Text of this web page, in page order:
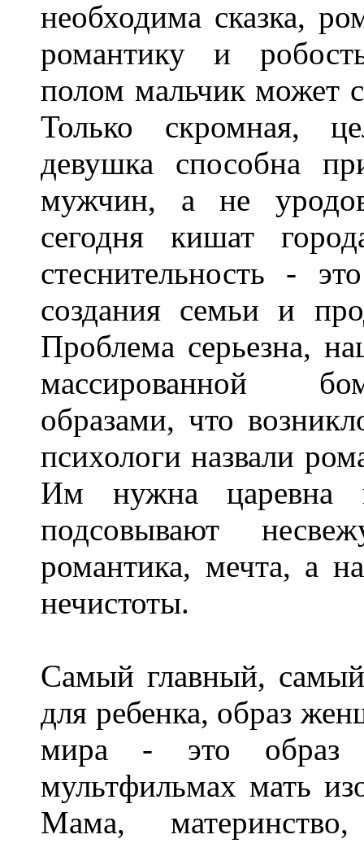
необходима сказка,
романтику и
полом мальчик может
Только скромная,
девушка способна
мужчин, а не
сегодня кишат
стеснительность -
создания семьи и
Проблема серьезна,
массированной
образами, что
психологи назвали
Им нужна царевна
подсовывают
романтика, мечта, а
нечистоты.
Самый главный,
для ребенка, образ
мира - это образ
мультфильмах мать
Мама,